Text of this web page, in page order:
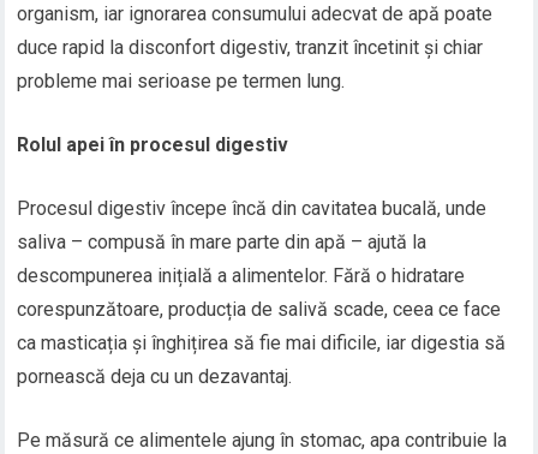
organism, iar ignorarea consumului adecvat de apă poate
duce rapid la disconfort digestiv, tranzit încetinit și chiar
probleme mai serioase pe termen lung.
Rolul apei în procesul digestiv
Procesul digestiv începe încă din cavitatea bucală, unde
saliva – compusă în mare parte din apă – ajută la
descompunerea inițială a alimentelor. Fără o hidratare
corespunzătoare, producția de salivă scade, ceea ce face
ca masticația și înghițirea să fie mai dificile, iar digestia să
pornească deja cu un dezavantaj.
Pe măsură ce alimentele ajung în stomac, apa contribuie la